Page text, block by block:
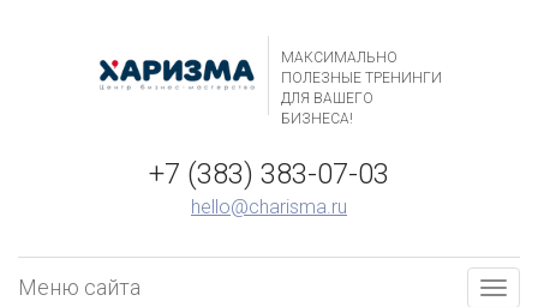
МАКСИМАЛЬНО
ПОЛЕЗНЫЕ ТРЕНИНГИ
ДЛЯ ВАШЕГО
БИЗНЕСА!
+7 (383) 383-07-03
hello@charisma.ru
Меню сайта